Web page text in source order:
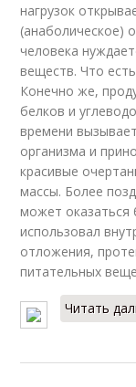
Продукты
правильном
нагрузок
(анаболическое)
человека
веществ. Что
Конечно же,
белков и
времени
организма и
красивые
массы. Более
может оказаться
использовал
отложения,
питательных
Читать